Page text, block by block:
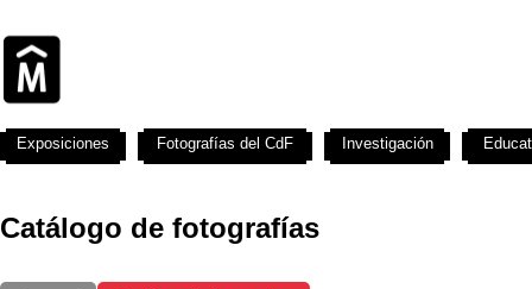
Catálogo de fotografías
Exposiciones Fotografías del CdF Investigación